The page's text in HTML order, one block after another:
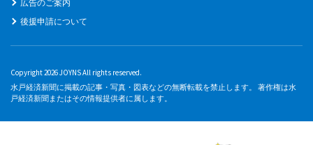
広告のご案内
後援申請について
Copyright 2026 JOYNS All rights reserved.
水戸経済新聞に掲載の記事・写真・図表などの無断転載を禁止します。 著作権は水
戸経済新聞またはその情報提供者に属します。